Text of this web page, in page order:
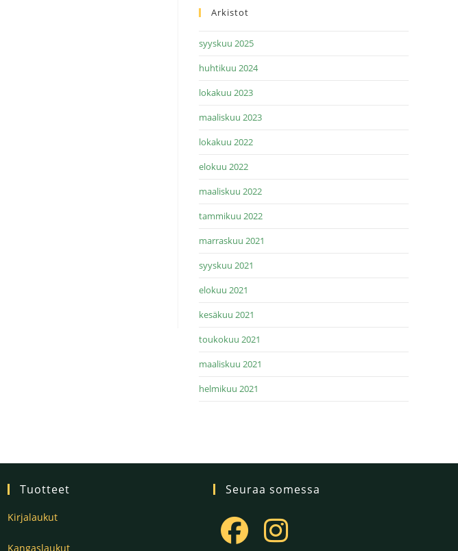
Arkistot
syyskuu 2025
huhtikuu 2024
lokakuu 2023
maaliskuu 2023
lokakuu 2022
elokuu 2022
maaliskuu 2022
tammikuu 2022
marraskuu 2021
syyskuu 2021
elokuu 2021
kesäkuu 2021
toukokuu 2021
maaliskuu 2021
helmikuu 2021
Tuotteet
Kirjalaukut
Kangaslaukut
Seuraa somessa